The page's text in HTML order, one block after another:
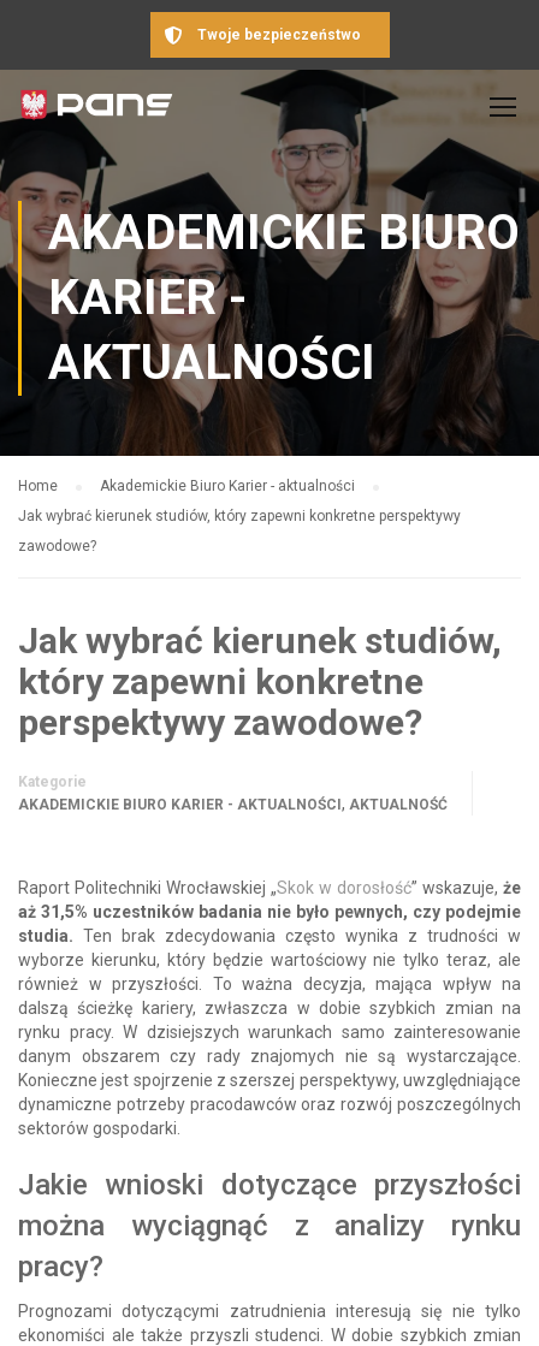
Twoje bezpieczeństwo
AKADEMICKIE BIURO
KARIER -
AKTUALNOŚCI
Home
Akademickie Biuro Karier - aktualności
Jak wybrać kierunek studiów, który zapewni konkretne perspektywy
zawodowe?
Jak wybrać kierunek studiów,
który zapewni konkretne
perspektywy zawodowe?
Kategorie
AKADEMICKIE BIURO KARIER - AKTUALNOŚCI , AKTUALNOŚĆ
Raport Politechniki Wrocławskiej „Skok w dorosłość” wskazuje, że
aż 31,5% uczestników badania nie było pewnych, czy podejmie
studia. Ten brak zdecydowania często wynika z trudności w
wyborze kierunku, który będzie wartościowy nie tylko teraz, ale
również w przyszłości. To ważna decyzja, mająca wpływ na
dalszą ścieżkę kariery, zwłaszcza w dobie szybkich zmian na
rynku pracy. W dzisiejszych warunkach samo zainteresowanie
danym obszarem czy rady znajomych nie są wystarczające.
Konieczne jest spojrzenie z szerszej perspektywy, uwzględniające
dynamiczne potrzeby pracodawców oraz rozwój poszczególnych
sektorów gospodarki.
Jakie wnioski dotyczące przyszłości
można wyciągnąć z analizy rynku
pracy?
Prognozami dotyczącymi zatrudnienia interesują się nie tylko
ekonomiści ale także przyszli studenci. W dobie szybkich zmian